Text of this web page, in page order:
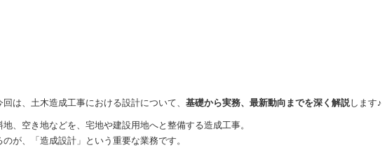
は、土木造成工事における設計について、 基礎から実務、最新動向までを深く解説します♪
、空き地などを、宅地や建設用地へと整備する造成工事。
が、「造成設計」という重要な業務です。